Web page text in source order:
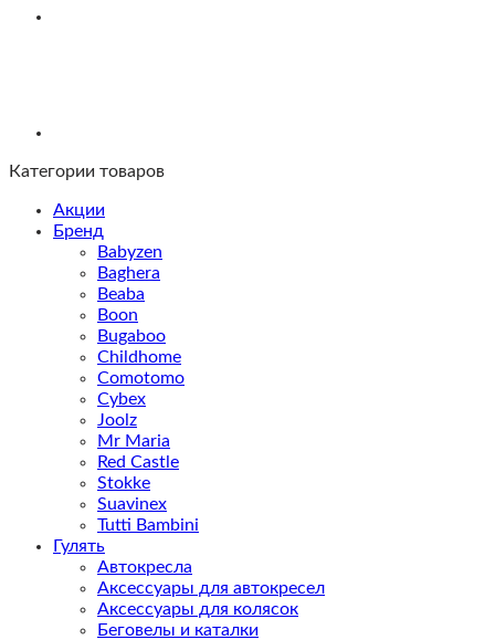
Категории товаров
Акции
Бренд
Babyzen
Baghera
Beaba
Boon
Bugaboo
Childhome
Comotomo
Cybex
Joolz
Mr Maria
Red Castle
Stokke
Suavinex
Tutti Bambini
Гулять
Автокресла
Аксессуары для автокресел
Аксессуары для колясок
Беговелы и каталки